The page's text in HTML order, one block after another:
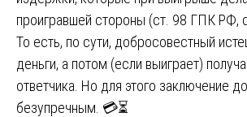
проигравшей стороны (ст. 98 ГПК РФ,
То есть, по сути, добросовестный
деньги, а потом (если выиграет)
ответчика. Но для этого заключение
безупречным. 💳⏳